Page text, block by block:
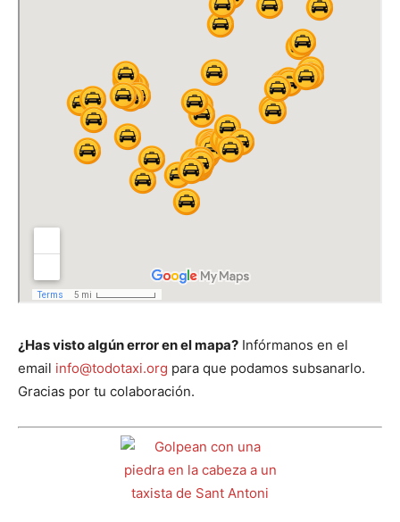
¿Has visto algún error en el mapa? Infórmanos en el
email info@todotaxi.org para que podamos subsanarlo.
Gracias por tu colaboración.